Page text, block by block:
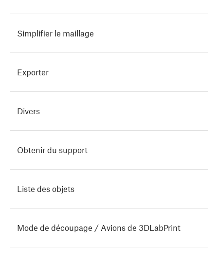
Simplifier le maillage
Exporter
Divers
Obtenir du support
Liste des objets
Mode de découpage / Avions de 3DLabPrint